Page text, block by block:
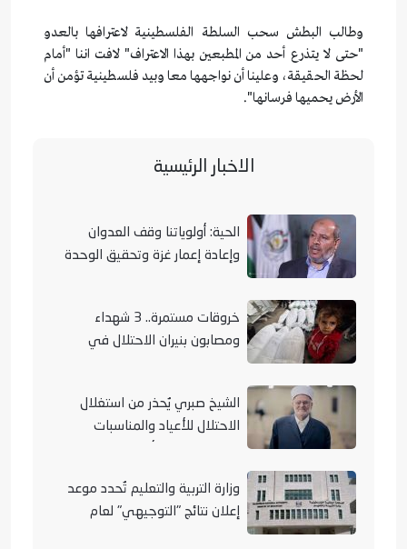
وطالب البطش سحب السلطة الفلسطينية لاعترافها بالعدو
"حتى لا يتذرع أحد من المطبعين بهذا الاعتراف" لافت اننا "أمام
لحظة الحقيقة، وعلينا أن نواجهها معا وبيد فلسطينية تؤمن أن
الأرض يحميها فرسانها".
الاخبار الرئيسية
الحية: أولوياتنا وقف العدوان
وإعادة إعمار غزة وتحقيق الوحدة
خروقات مستمرة.. 3 شهداء
ومصابون بنيران الاحتلال في
الشيخ صبري يُحذر من استغلال
الاحتلال للأعياد والمناسبات
وزارة التربية والتعليم تُحدد موعد
إعلان نتائج "التوجيهي" لعام